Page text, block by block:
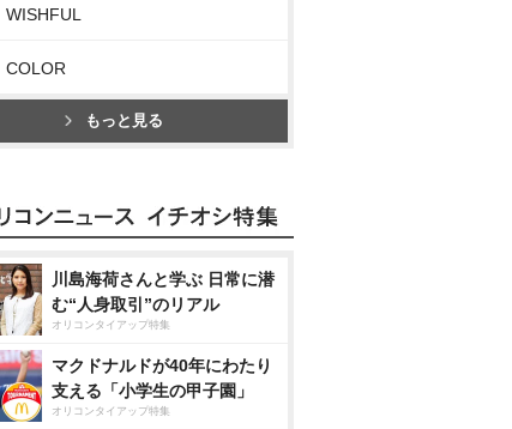
WISHFUL
COLOR
もっと見る
川島海荷さんと学ぶ 日常に潜
む“人身取引”のリアル
オリコンタイアップ特集
マクドナルドが40年にわたり
支える「小学生の甲子園」
オリコンタイアップ特集